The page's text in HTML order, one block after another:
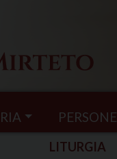
PERSONE
LITURGIA